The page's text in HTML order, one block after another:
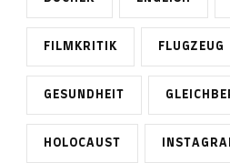
FILMKRITIK FLUGZEUG
GESUNDHEIT
HOLOCAUST